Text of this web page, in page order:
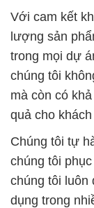
Với cam kết
lượng sản
trong mọi dự
chúng tôi
mà còn có
quả cho
Chúng tôi tự
chúng tôi
chúng tôi luôn
dụng trong